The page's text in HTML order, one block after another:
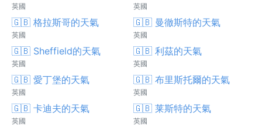
英國 英國
🇬🇧 格拉斯哥的天氣
英國
🇬🇧 曼徹斯特的天氣
英國
🇬🇧 Sheffield的天氣
英國
🇬🇧 利茲的天氣
英國
🇬🇧 愛丁堡的天氣
英國
🇬🇧 布里斯托爾的天氣
英國
🇬🇧 卡迪夫的天氣
英國
🇬🇧 莱斯特的天氣
英國